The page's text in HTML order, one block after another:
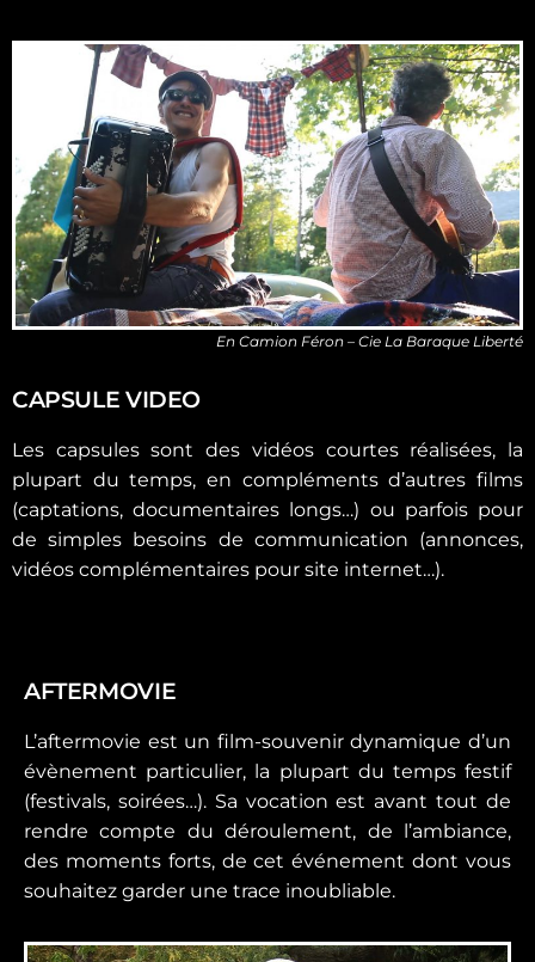
En Camion Féron – Cie La Baraque Liberté
CAPSULE VIDEO
Les capsules sont des vidéos courtes réalisées, la
plupart du temps, en compléments d’autres films
(captations, documentaires longs…) ou parfois pour
de simples besoins de communication (annonces,
vidéos complémentaires pour site internet…).
AFTERMOVIE
L’aftermovie est un film-souvenir dynamique d’un
évènement particulier, la plupart du temps festif
(festivals, soirées…). Sa vocation est avant tout de
rendre compte du déroulement, de l’ambiance,
des moments forts, de cet événement dont vous
souhaitez garder une trace inoubliable.